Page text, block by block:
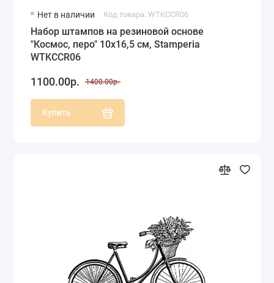
Нет в наличии Код товара: WTKCCR06
Набор штампов на резиновой основе
"Космос, перо" 10х16,5 см, Stamperia
WTKCCR06
1100.00р. 1400.00р.
Купить